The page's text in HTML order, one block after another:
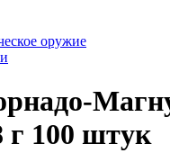
оружие
г 100 штук